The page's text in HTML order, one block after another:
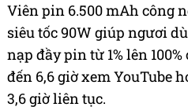
Viên pin 6.500 mAh công
siêu tốc 90W giúp ngươi
nạp đầy pin từ 1% lên
đến 6,6 giờ xem YouTube
3,6 giờ liên tục.